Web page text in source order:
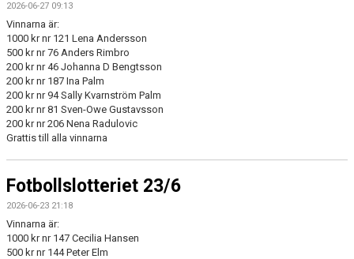
KONTAKT
2026-06-27 09:13
Vinnarna är:
1000 kr nr 121 Lena Andersson
500 kr nr 76 Anders Rimbro
200 kr nr 46 Johanna D Bengtsson
200 kr nr 187 Ina Palm
200 kr nr 94 Sally Kvarnström Palm
200 kr nr 81 Sven-Owe Gustavsson
200 kr nr 206 Nena Radulovic
Grattis till alla vinnarna
Fotbollslotteriet 23/6
2026-06-23 21:18
Vinnarna är:
1000 kr nr 147 Cecilia Hansen
500 kr nr 144 Peter Elm